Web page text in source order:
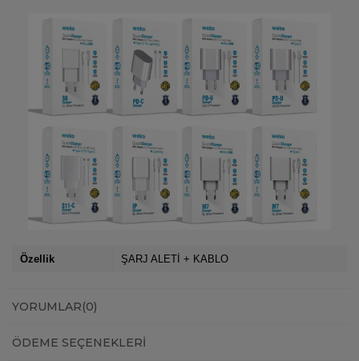
Özellik ŞARJ ALETİ + KABLO
YORUMLAR(0)
ÖDEME SEÇENEKLERI